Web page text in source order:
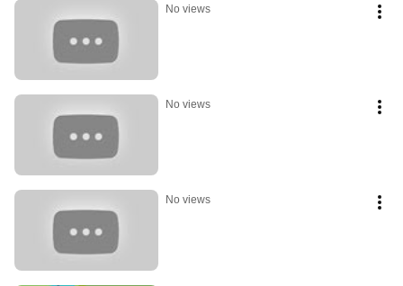
No views
No views
No views